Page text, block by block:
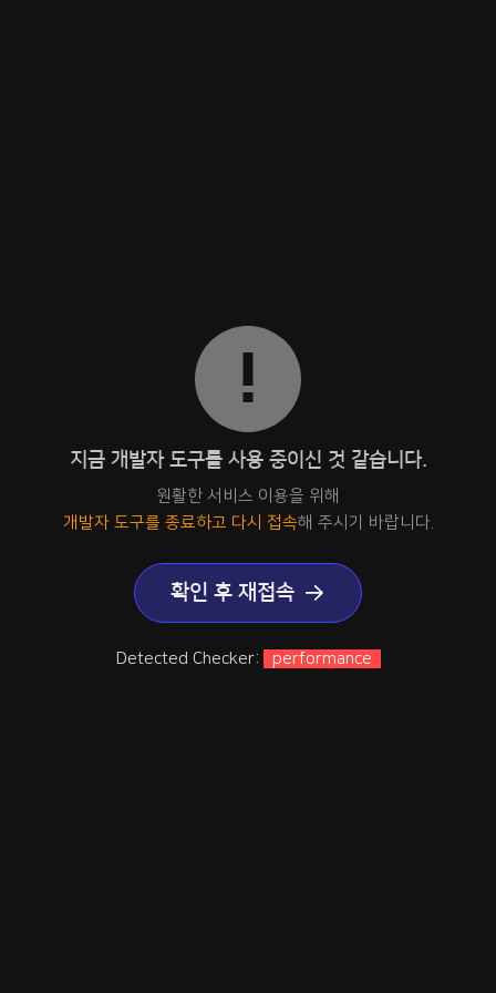
지금 개발자 도구를 사용 중이신 것 같습니다.
원활한 서비스 이용을 위해
개발자 도구를 종료하고 다시 접속해 주시기 바랍니다.
확인 후 재접속
Detected Checker: performance